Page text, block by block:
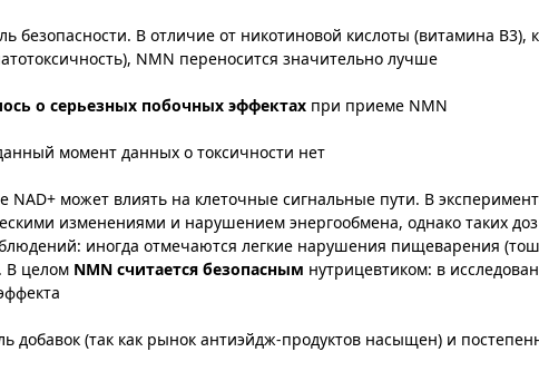
безопасности. В отличие от никотиновой кислоты (витамина B3),
NMN переносится значительно лучше​
о серьезных побочных эффектах при приеме NMN​
момент данных о токсичности нет​
может влиять на клеточные сигнальные пути. В
изменениями и нарушением энергообмена​, однако таких
иногда отмечаются легкие нарушения пищеварения
В целом NMN считается безопасным нутрицевтиком: в
добавок (так как рынок антиэйдж-продуктов насыщен) и